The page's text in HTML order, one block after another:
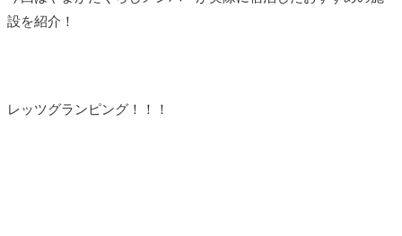
設を紹介！
レッツグランピング！！！